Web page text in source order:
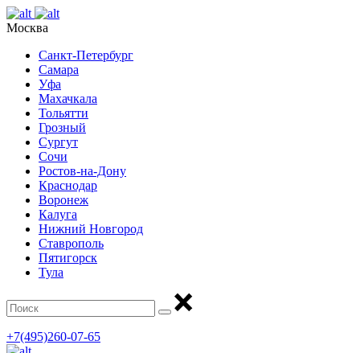
Москва
Санкт-Петербург
Самара
Уфа
Махачкала
Тольятти
Грозный
Сургут
Сочи
Ростов-на-Дону
Краснодар
Воронеж
Калуга
Нижний Новгород
Ставрополь
Пятигорск
Тула
+7(495)260-07-65